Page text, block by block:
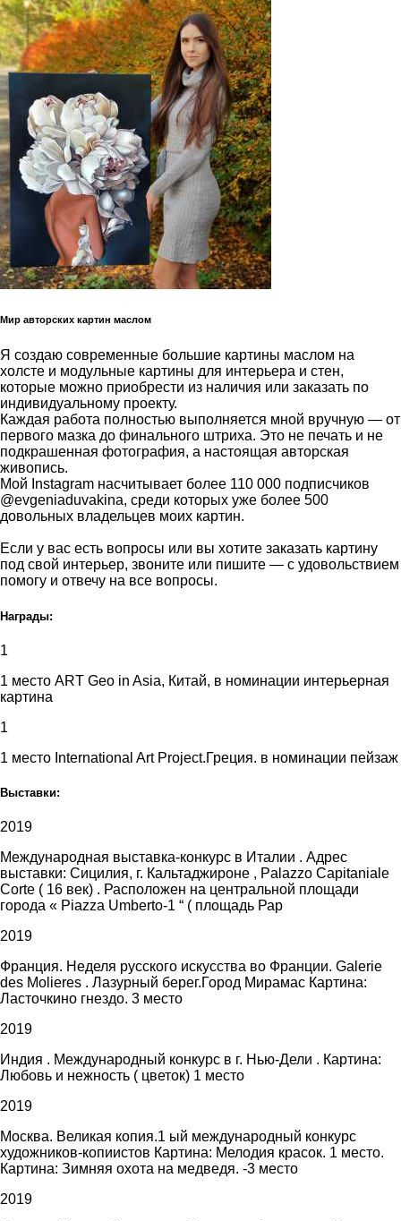
Мир авторских картин маслом
Я создаю современные большие картины маслом на
холсте и модульные картины для интерьера и стен,
которые можно приобрести из наличия или заказать по
индивидуальному проекту.
Каждая работа полностью выполняется мной вручную — от
первого мазка до финального штриха. Это не печать и не
подкрашенная фотография, а настоящая авторская
живопись.
Мой Instagram насчитывает более 110 000 подписчиков
@evgeniaduvakina, среди которых уже более 500
довольных владельцев моих картин.
Если у вас есть вопросы или вы хотите заказать картину
под свой интерьер, звоните или пишите — с удовольствием
помогу и отвечу на все вопросы.
Награды:
1
1 место ART Geo in Asia, Китай, в номинации интерьерная
картина
1
1 место International Art Project.Греция. в номинации пейзаж
Выставки:
2019
Международная выставка-конкурс в Италии . Адрес
выставки: Сицилия, г. Кальтаджироне , Palazzo Capitaniale
Corte ( 16 век) . Расположен на центральной площади
города « Piazza Umberto-1 “ ( площадь Рар
2019
Франция. Неделя русского искусства во Франции. Galerie
des Molieres . Лазурный берег.Город Мирамас Картина:
Ласточкино гнездо. 3 место
2019
Индия . Международный конкурс в г. Нью-Дели . Картина:
Любовь и нежность ( цветок) 1 место
2019
Москва. Великая копия.1 ый международный конкурс
художников-копиистов Картина: Мелодия красок. 1 место.
Картина: Зимняя охота на медведя. -3 место
2019